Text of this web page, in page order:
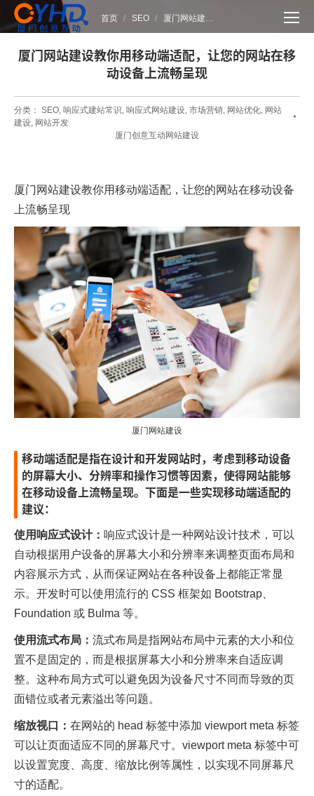
您在这里：
首页 SEO 厦门网站建…
厦门网站建设教你用移动端适配，让您的网站在移
动设备上流畅呈现
分类： SEO, 响应式建站常识, 响应式网站建设, 市场营销, 网站优化, 网站
建设, 网站开发
厦门创意互动网站建设
厦门网站建设教你用移动端适配，让您的网站在移动设备
上流畅呈现
厦门网站建设
移动端适配是指在设计和开发网站时，考虑到移动设备
的屏幕大小、分辨率和操作习惯等因素，使得网站能够
在移动设备上流畅呈现。下面是一些实现移动端适配的
建议：
使用响应式设计： 响应式设计是一种网站设计技术，可以
自动根据用户设备的屏幕大小和分辨率来调整页面布局和
内容展示方式，从而保证网站在各种设备上都能正常显
示。开发时可以使用流行的 CSS 框架如 Bootstrap、
Foundation 或 Bulma 等。
使用流式布局： 流式布局是指网站布局中元素的大小和位
置不是固定的，而是根据屏幕大小和分辨率来自适应调
整。这种布局方式可以避免因为设备尺寸不同而导致的页
面错位或者元素溢出等问题。
缩放视口： 在网站的 head 标签中添加 viewport meta 标签
可以让页面适应不同的屏幕尺寸。viewport meta 标签中可
以设置宽度、高度、缩放比例等属性，以实现不同屏幕尺
寸的适配。